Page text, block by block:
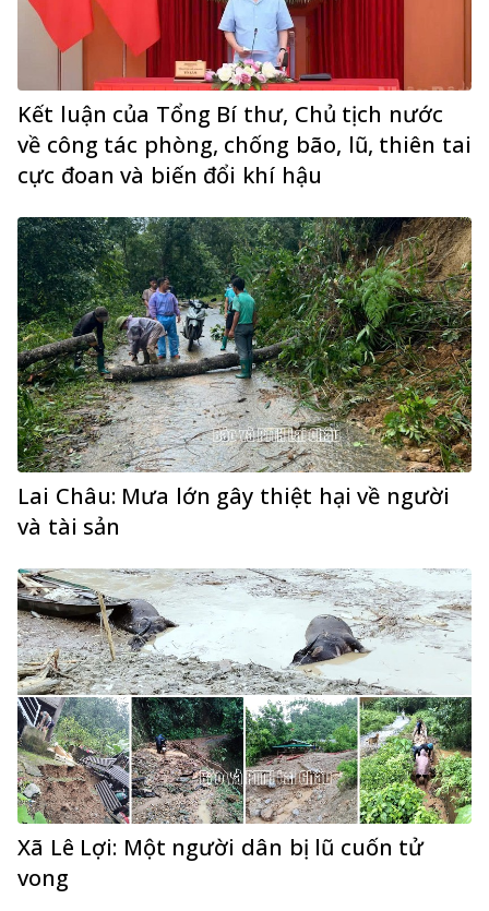
Kết luận của Tổng Bí thư, Chủ tịch nước
về công tác phòng, chống bão, lũ, thiên tai
cực đoan và biến đổi khí hậu
Lai Châu: Mưa lớn gây thiệt hại về người
và tài sản
Xã Lê Lợi: Một người dân bị lũ cuốn tử
vong